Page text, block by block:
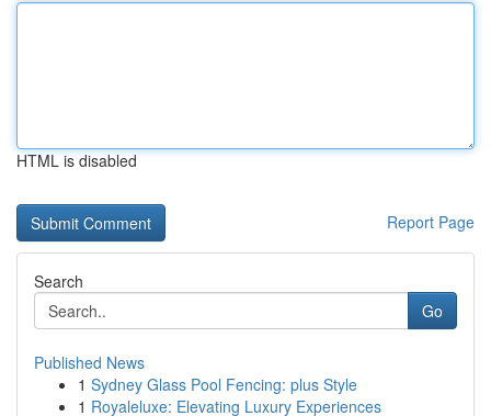
HTML is disabled
Report Page
Search
Go
Published News
1 Sydney Glass Pool Fencing: plus Style
1 Royaleluxe: Elevating Luxury Experiences